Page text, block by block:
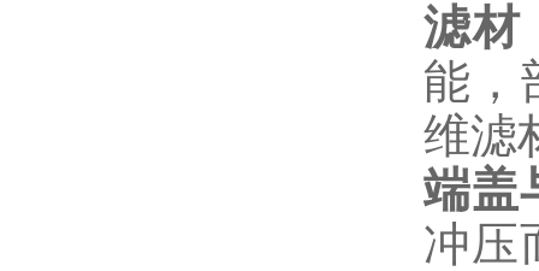
滤材
能，
维滤
端盖
冲压